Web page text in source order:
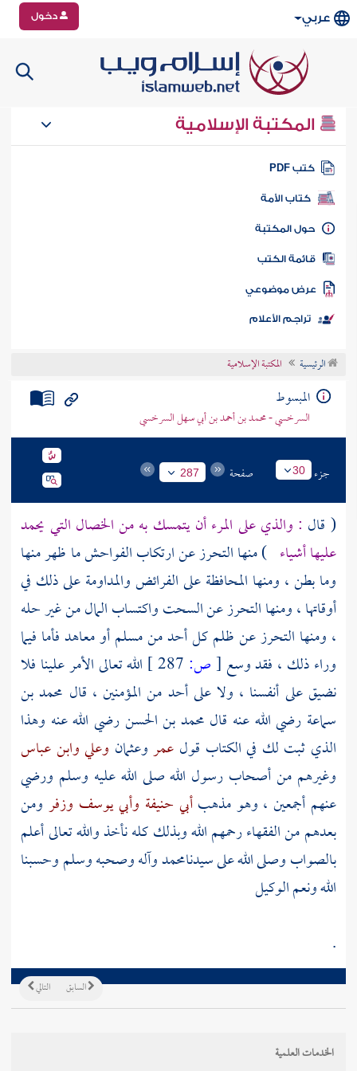
عربي دخول
المكتبة الإسلامية
كتب PDF
كتاب الأمة
المكتبة
الكتب
موضوعي
تراجم الأعلام
الرئيسية المكتبة الإسلامية
المبسوط
السرخسي - محمد بن أحمد بن أبي سهل السرخسي
جزء 30 صفحة 287
( قال : والذي على المرء أن يتمسك به من الخصال التي يحمد
عليها أشياء ) منها التحرز عن ارتكاب الفواحش ما ظهر منها
وما بطن ، ومنها المحافظة على الفرائض والمداومة على ذلك في
أوقاتها ، ومنها التحرز عن السحت واكتساب المال من غير حله
، ومنها التحرز عن ظلم كل أحد من مسلم أو معاهد فأما فيما
وراء ذلك ، فقد وسع [ص:
الله تعالى الأمر علينا فلا
نضيق على أنفسنا ، ولا على أحد من المؤمنين ، قال محمد بن
سماعة رضي الله عنه قال محمد بن الحسنرضي الله عنه وهذا
الذي ثبت لك في الكتاب قول عمروعثمان وعليوابن عباس
وغيرهم من أصحاب رسول الله صلى الله عليه وسلم ورضي
عنهم أجمعين ، وهو مذهبأبي حنيفة وأبي يوسف وزفر ومن
بعدهم من الفقهاء رحمهم الله وبذلك كله نأخذ والله تعالى أعلم
بالصواب وصلى الله على سيدنامحمدوآله وصحبه وسلم وحسبنا
الله ونعم الوكيل
.
التالي السابق
الخدمات العلمية